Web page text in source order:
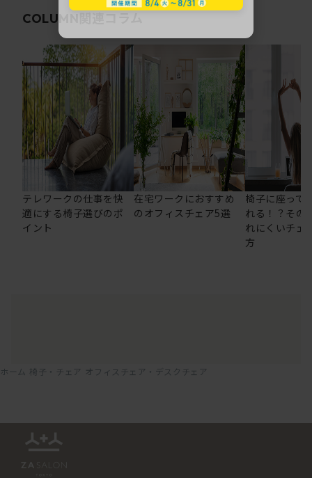
COLUMN 関連コラム
テレワークの仕事を快
適にする椅子選びのポ
イント
在宅ワークにおすすめ
のオフィスチェア5選
椅子に座って
れる！？その
れにくいチェ
方
ホーム 椅子・チェア オフィスチェア・デスクチェア